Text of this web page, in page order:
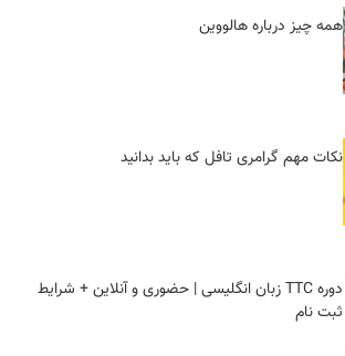
همه چیز درباره هالووین
نکات مهم گرامری تافل که باید بدانید
دوره TTC زبان انگلیسی | حضوری و آنلاین + شرایط
ثبت‌ نام